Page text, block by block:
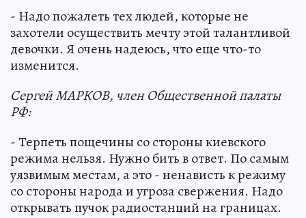
- Надо пожалеть тех людей, которые не
захотели осуществить мечту этой талантливой
девочки. Я очень надеюсь, что еще что-то
изменится.
Сергей МАРКОВ, член Общественной палаты
РФ:
- Терпеть пощечины со стороны киевского
режима нельзя. Нужно бить в ответ. По самым
уязвимым местам, а это - ненависть к режиму
со стороны народа и угроза свержения. Надо
открывать пучок радиостанций на границах.